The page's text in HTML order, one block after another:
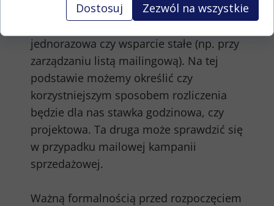
marketingu warto zastanowić się nad
jednorazowa czy wsparcie stałe (np. przy
zarządzaniu listą mailingową). Na tej
podstawie możemy określić czy
korzystniejszym sposobem rozliczenia
będzie dla nas stawka godzinowa, czy
projektowa. Ta druga może sprawdzić się
w przypadku mailowej kampanii
sprzedażowej.
Ważną formalnością przed rozpoczęciem
Dostosuj Zezwól na wszystkie